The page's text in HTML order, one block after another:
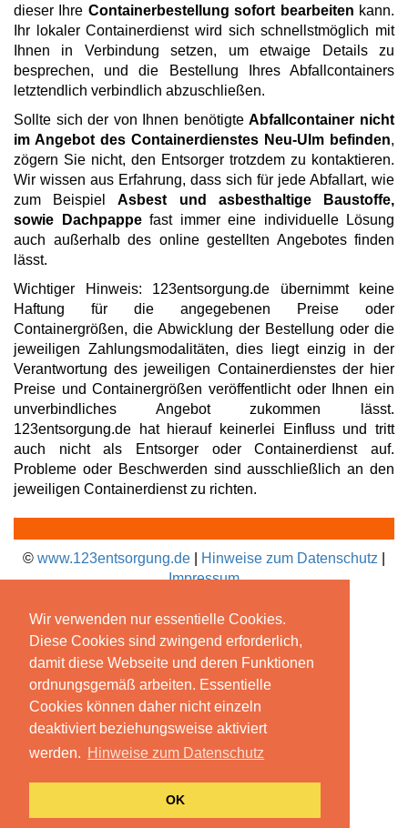
Wir verwenden nur essentielle Cookies.
Diese Cookies sind zwingend erforderlich,
damit diese Webseite und deren Funktionen
ordnungsgemäß arbeiten. Essentielle
Cookies können daher nicht einzeln
deaktiviert beziehungsweise aktiviert
werden. Hinweise zum Datenschutz
OK
dieser Ihre Containerbestellung sofort bearbeiten kann.
Ihr lokaler Containerdienst wird sich schnellstmöglich mit
Ihnen in Verbindung setzen, um etwaige Details zu
besprechen, und die Bestellung Ihres Abfallcontainers
letztendlich verbindlich abzuschließen.
Sollte sich der von Ihnen benötigteAbfallcontainer nicht
im Angebot des Containerdienstes Neu-Ulm befinden,
zögern Sie nicht, den Entsorger trotzdem zu kontaktieren.
Wir wissen aus Erfahrung, dass sich für jede Abfallart, wie
zum BeispielAsbest und asbesthaltige Baustoffe,
sowie Dachpappefast immer eine individuelle Lösung
auch außerhalb des online gestellten Angebotes finden
lässt.
Wichtiger Hinweis: 123entsorgung.de übernimmt keine
Haftung für die angegebenen Preise oder
Containergrößen, die Abwicklung der Bestellung oder die
jeweiligen Zahlungsmodalitäten, dies liegt einzig in der
Verantwortung des jeweiligen Containerdienstes der hier
Preise und Containergrößen veröffentlicht oder Ihnen ein
unverbindliches Angebot zukommen lässt.
123entsorgung.de hat hierauf keinerlei Einfluss und tritt
auch nicht als Entsorger oder Containerdienst auf.
Probleme oder Beschwerden sind ausschließlich an den
jeweiligen Containerdienst zu richten.
© www.123entsorgung.de Hinweise zum Datenschutz
Impressum